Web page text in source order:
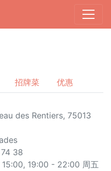
招牌菜 优惠
des Rentiers, 75013
38
19:00 - 22:00 周五